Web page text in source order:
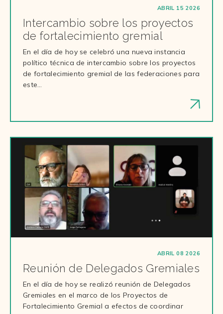
ABRIL 15 2026
Intercambio sobre los proyectos
de fortalecimiento gremial
En el día de hoy se celebró una nueva instancia
político técnica de intercambio sobre los proyectos
de fortalecimiento gremial de las federaciones para
este…
ABRIL 08 2026
Reunión de Delegados Gremiales
En el día de hoy se realizó reunión de Delegados
Gremiales en el marco de los Proyectos de
Fortalecimiento Gremial a efectos de coordinar